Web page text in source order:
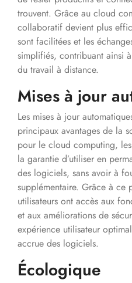
trouvent. Grâce au cloud
collaboratif devient plus
sont facilitées et les
simplifiés, contribuant ainsi
du travail à distance.
Mises à jour
Les mises à jour
principaux avantages de la
pour le cloud computing,
la garantie d’utiliser en
des logiciels, sans avoir à
supplémentaire. Grâce à ce
utilisateurs ont accès aux
et aux améliorations de
expérience utilisateur
accrue des logiciels.
Écologique